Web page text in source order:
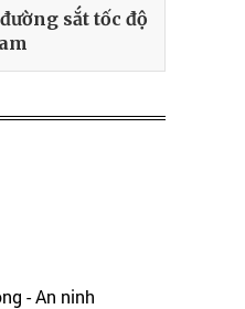
sắt tốc độ
- An ninh